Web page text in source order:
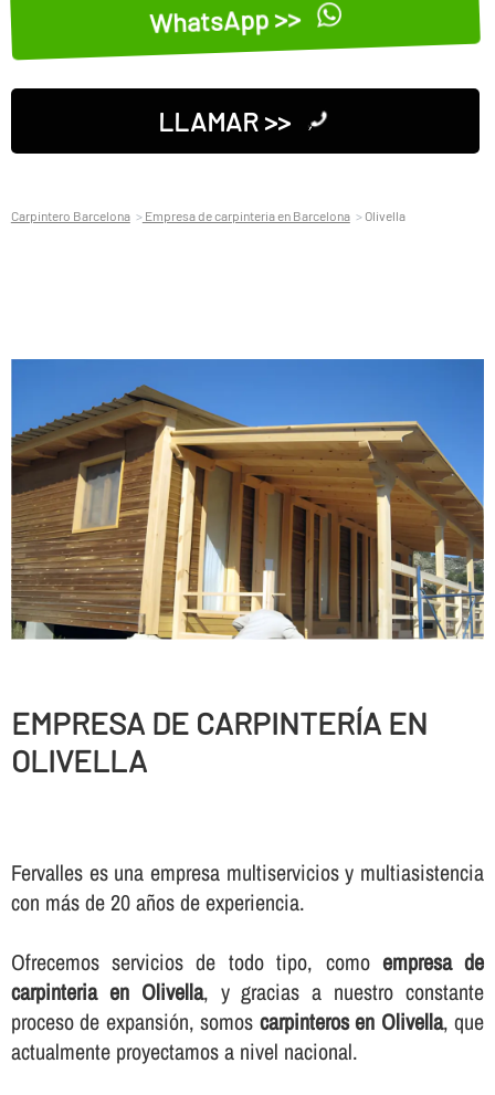
WhatsApp >>
LLAMAR >>
Carpintero Barcelona Empresa de carpinteria en Barcelona Olivella
EMPRESA DE CARPINTERÍ­A EN
OLIVELLA
Fervalles es una empresa multiservicios y multiasistencia
con más de 20 años de experiencia.
Ofrecemos servicios de todo tipo, como empresa de
carpinteria en Olivella, y gracias a nuestro constante
proceso de expansión, somos carpinteros en Olivella, que
actualmente proyectamos a nivel nacional.